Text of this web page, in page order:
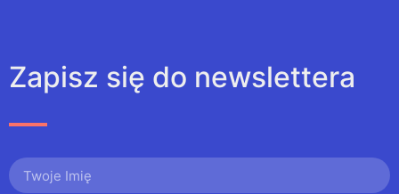
Zapisz się do newslettera